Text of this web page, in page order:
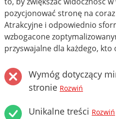
pozycjonować stronę na coraz
Atrakcyjne i odpowiednio
wzbogacone
przyswajalne dla każdego,
Wymóg dotyczący
stronie Rozwiń
Unikalne treści Rozwiń